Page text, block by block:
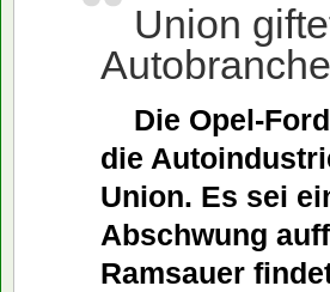
Union
Autobranche
Die Opel-
die
Union. Es sei
Abschwung
Ramsauer